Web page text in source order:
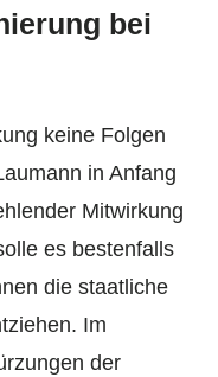
bei
keine Folgen
in Anfang
Mitwirkung
es bestenfalls
die staatliche
Im
der